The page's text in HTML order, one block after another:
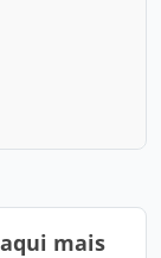
mais